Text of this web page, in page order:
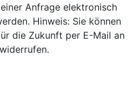
Anfrage elektronisch
Hinweis: Sie können
die Zukunft per E-Mail an
widerrufen.